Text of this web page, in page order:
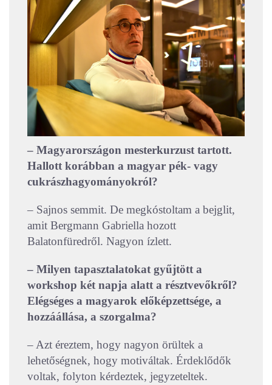
– Magyarországon mesterkurzust tartott.
Hallott korábban a magyar pék- vagy
cukrászhagyományokról?
– Sajnos semmit. De megkóstoltam a bejglit,
amit Bergmann Gabriella hozott
Balatonfüredről. Nagyon ízlett.
– Milyen tapasztalatokat gyűjtött a
workshop két napja alatt a résztvevőkről?
Elégséges a magyarok előképzettsége, a
hozzáállása, a szorgalma?
– Azt éreztem, hogy nagyon örültek a
lehetőségnek, hogy motiváltak. Érdeklődők
voltak, folyton kérdeztek, jegyzeteltek.